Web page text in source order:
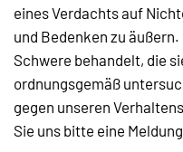
eines Verdachts auf
und Bedenken zu
Schwere behandelt, die
ordnungsgemäß
gegen unseren
Sie uns bitte eine